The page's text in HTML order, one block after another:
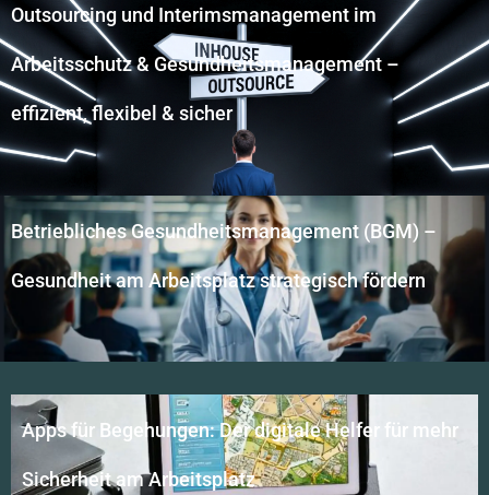
Outsourcing und Interimsmanagement im
Arbeitsschutz & Gesundheitsmanagement –
effizient, flexibel & sicher
Betriebliches Gesundheitsmanagement (BGM) –
Gesundheit am Arbeitsplatz strategisch fördern​
Apps für Begehungen: Der digitale Helfer für mehr
Sicherheit am Arbeitsplatz​